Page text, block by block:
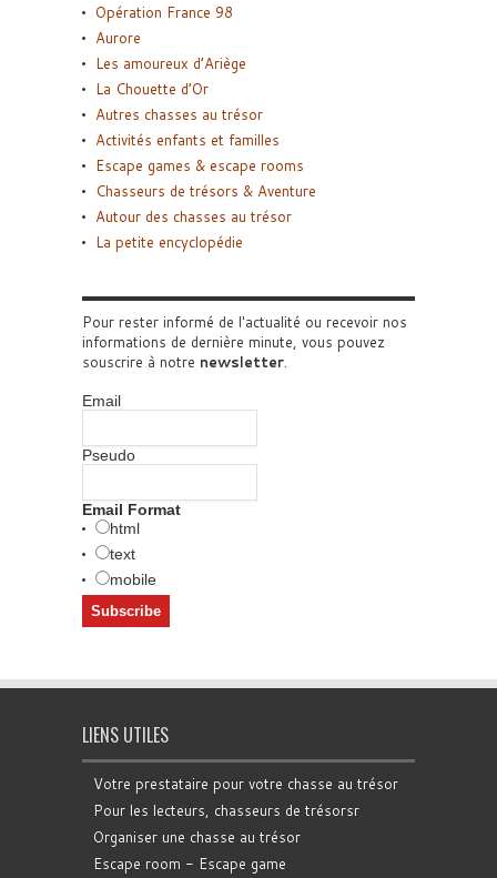
Opération France 98
Aurore
Les amoureux d’Ariège
La Chouette d’Or
Autres chasses au trésor
Activités enfants et familles
Escape games & escape rooms
Chasseurs de trésors & Aventure
Autour des chasses au trésor
La petite encyclopédie
Pour rester informé de l'actualité ou recevoir nos
informations de dernière minute, vous pouvez
souscrire à notre newsletter.
Email
Pseudo
Email Format
html
text
mobile
LIENS UTILES
Votre prestataire pour votre chasse au trésor
Pour les lecteurs, chasseurs de trésorsr
Organiser une chasse au trésor
Escape room - Escape game